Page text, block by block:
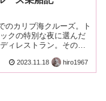
のカリブ海クルーズ。ト
クの特別な夜に選んだ
ィレストラン。その日
2023.11.18 hiro1967